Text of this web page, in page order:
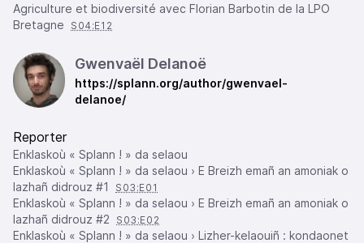
Agriculture et biodiversité avec Florian Barbotin de la LPO
Bretagne
S04:E12
Gwenvaël Delanoë
https://splann.org/author/gwenvael-
delanoe/
Reporter
Enklaskoù « Splann ! » da selaou
Enklaskoù « Splann ! » da selaou › E Breizh emañ an amoniak o
lazhañ didrouz #1
S03:E01
Enklaskoù « Splann ! » da selaou › E Breizh emañ an amoniak o
lazhañ didrouz #2
S03:E02
Enklaskoù « Splann ! » da selaou › Lizher-kelaouiñ : kondaonet